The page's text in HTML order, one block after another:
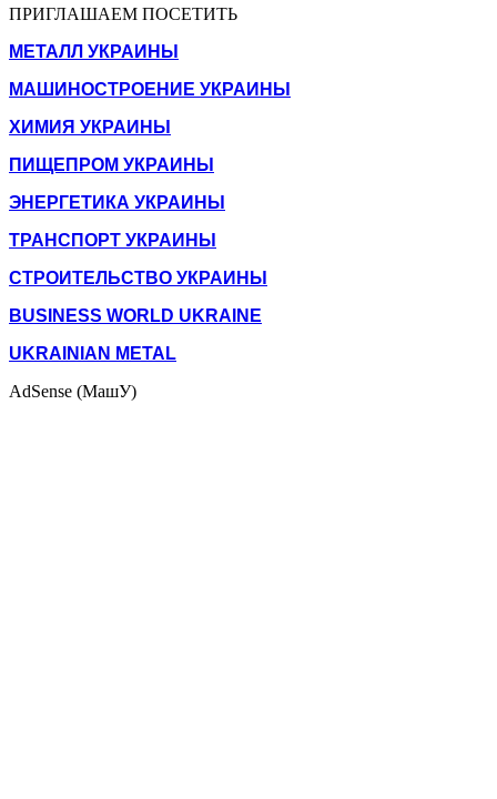
ПРИГЛАШАЕМ ПОСЕТИТЬ
МЕТАЛЛ УКРАИНЫ
МАШИНОСТРОЕНИЕ УКРАИНЫ
ХИМИЯ УКРАИНЫ
ПИЩЕПРОМ УКРАИНЫ
ЭНЕРГЕТИКА УКРАИНЫ
ТРАНСПОРТ УКРАИНЫ
СТРОИТЕЛЬСТВО УКРАИНЫ
BUSINESS WORLD UKRAINE
UKRAINIAN METAL
AdSense (МашУ)